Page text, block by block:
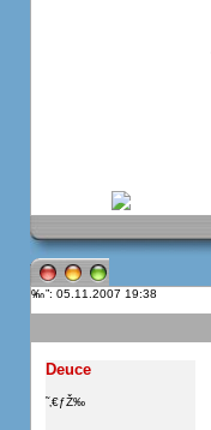
”: 05.11.2007 19:38
Deuce
˜‚€ƒŽ‰